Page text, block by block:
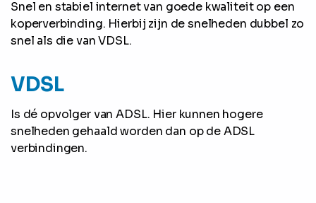
Snel en stabiel internet van goede kwaliteit op een
koperverbinding. Hierbij zijn de snelheden dubbel zo
snel als die van VDSL.
VDSL
Is dé opvolger van ADSL. Hier kunnen hogere
snelheden gehaald worden dan op de ADSL
verbindingen.